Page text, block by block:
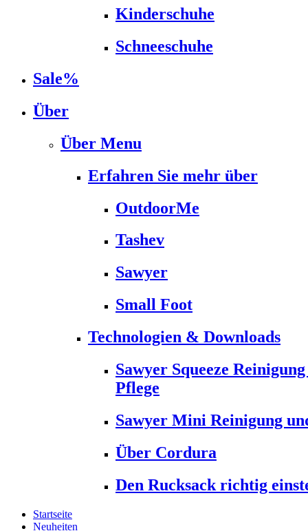
Kinderschuhe
Schneeschuhe
Sale%
Über
Über Menu
Erfahren Sie mehr über
OutdoorMe
Tashev
Sawyer
Small Foot
Technologien & Downloads
Sawyer Squeeze
Pflege
Sawyer Mini Reinigung
Über Cordura
Den Rucksack richtig
Startseite
Neuheiten